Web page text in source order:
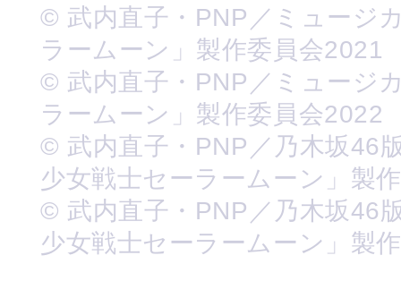
© 武内直子・PNP／ミュージ
ラームーン」製作委員会2021
© 武内直子・PNP／ミュージ
ラームーン」製作委員会2022
© 武内直子・PNP／乃木坂46
少女戦士セーラームーン」製
© 武内直子・PNP／乃木坂46
少女戦士セーラームーン」製